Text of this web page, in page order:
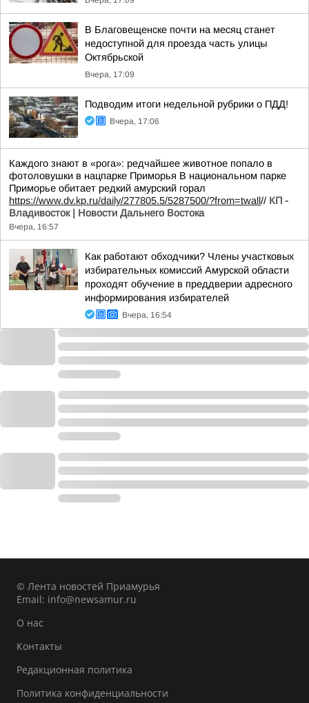
В Благовещенске почти на месяц станет
недоступной для проезда часть улицы
Октябрьской
Вчера, 17:09
Подводим итоги недельной рубрики о ПДД!
Вчера, 17:06
Каждого знают в «рога»: редчайшее животное попало в
фотоловушки в нацпарке Приморья В национальном парке
Приморье обитает редкий амурский горал
https://www.dv.kp.ru/daily/277805.5/5287500/?from=twall// КП -
Владивосток | Новости Дальнего Востока
Вчера, 16:57
Как работают обходчики? Члены участковых
избирательных комиссий Амурской области
проходят обучение в преддверии адресного
информирования избирателей
Вчера, 16:54
© Лента новостей Приамурья
Email: info@newsamur.ru
О нас
Контакты
Редакционная политика
Политика конфиденциальности